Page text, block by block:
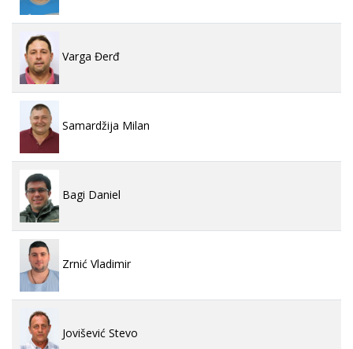
Varga Đerđ
Samardžija Milan
Bagi Daniel
Zrnić Vladimir
Jovišević Stevo